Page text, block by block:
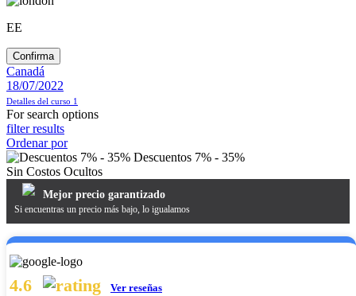
EE
Confirma
Canadá
18/07/2022
Detalles del curso 1
For search options
filter results
Ordenar por
Descuentos 7% - 35%
Sin Costos Ocultos
Mejor precio garantizado
Si encuentras un precio más bajo, lo igualamos
4.6 Ver reseñas